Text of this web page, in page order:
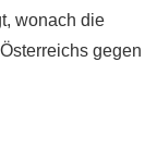
wonach die
gegen